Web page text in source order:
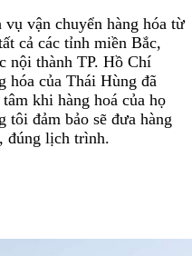
vận chuyển hàng hóa từ
cả các tỉnh miền Bắc,
nội thành TP. Hồ Chí
hóa của Thái Hùng đã
khi hàng hoá của họ
tôi đảm bảo sẽ đưa hàng
đúng lịch trình.